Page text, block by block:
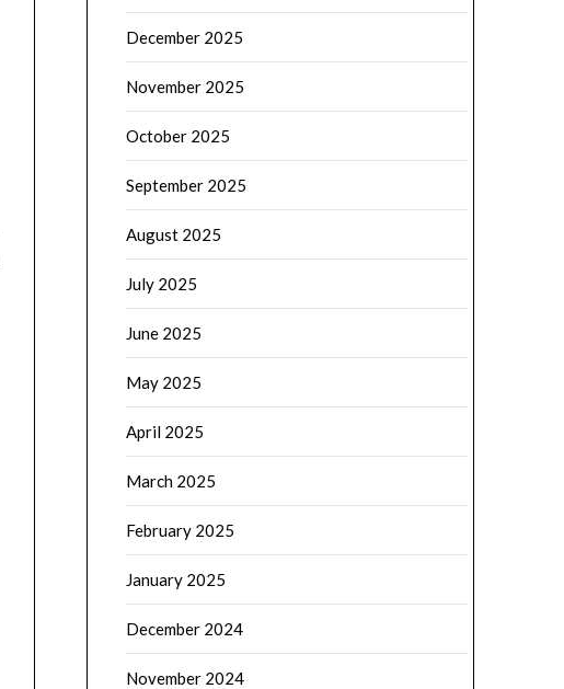
December 2025
November 2025
October 2025
September 2025
August 2025
July 2025
June 2025
May 2025
April 2025
March 2025
February 2025
January 2025
December 2024
November 2024